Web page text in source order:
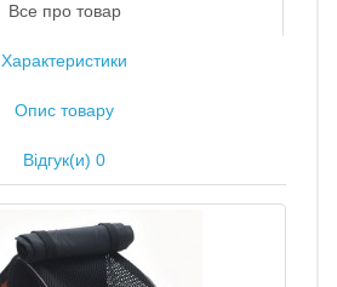
Все про товар
Характеристики
Опис товару
Відгук(и) 0